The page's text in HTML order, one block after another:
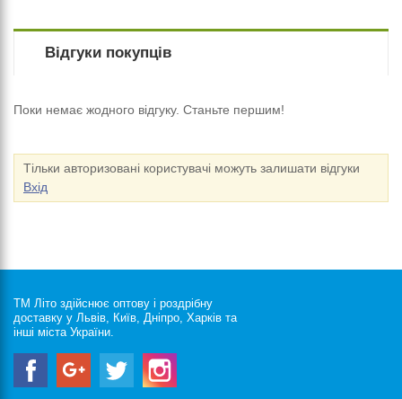
Відгуки покупців
Поки немає жодного відгуку. Станьте першим!
Тільки авторизовані користувачі можуть залишати відгуки
Вхід
ТМ Літо здійснює оптову і роздрібну
доставку у Львів, Київ, Дніпро, Харків та
інші міста України.